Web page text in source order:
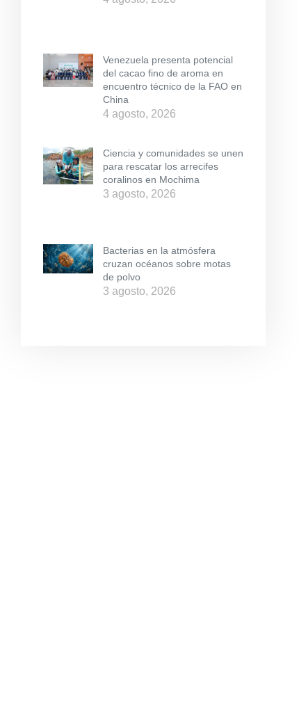
Venezuela presenta potencial
del cacao fino de aroma en
encuentro técnico de la FAO en
China
4 agosto, 2026
Ciencia y comunidades se unen
para rescatar los arrecifes
coralinos en Mochima
3 agosto, 2026
Bacterias en la atmósfera
cruzan océanos sobre motas
de polvo
3 agosto, 2026